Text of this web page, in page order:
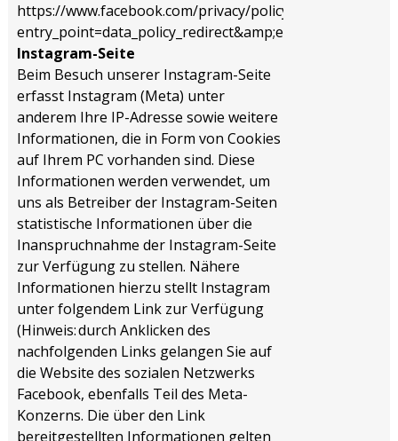
https://www.facebook.com/privacy/policy/?
entry_point=data_policy_redirect&amp;entry=0
Instagram-Seite
Beim Besuch unserer Instagram-Seite
erfasst Instagram (Meta) unter
anderem Ihre IP-Adresse sowie weitere
Informationen, die in Form von Cookies
auf Ihrem PC vorhanden sind. Diese
Informationen werden verwendet, um
uns als Betreiber der Instagram-Seiten
statistische Informationen über die
Inanspruchnahme der Instagram-Seite
zur Verfügung zu stellen. Nähere
Informationen hierzu stellt Instagram
unter folgendem Link zur Verfügung
(Hinweis: durch Anklicken des
nachfolgenden Links gelangen Sie auf
die Website des sozialen Netzwerks
Facebook, ebenfalls Teil des Meta-
Konzerns. Die über den Link
bereitgestellten Informationen gelten